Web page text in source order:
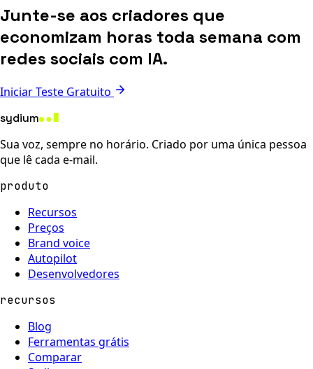
Junte-se aos criadores que
economizam horas toda semana com
redes sociais com IA.
Iniciar Teste Gratuito
sydium
Sua voz, sempre no horário. Criado por uma única pessoa
que lê cada e-mail.
produto
Recursos
Preços
Brand voice
Autopilot
Desenvolvedores
recursos
Blog
Ferramentas grátis
Comparar